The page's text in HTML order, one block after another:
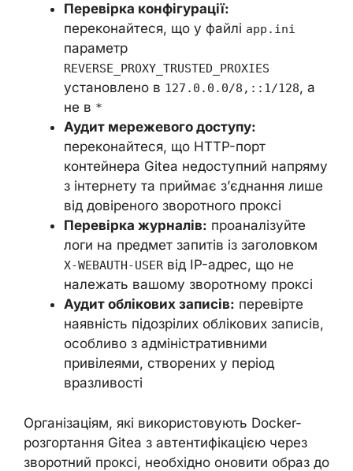
Перевірка конфігурації:
переконайтеся, що у файлі app.ini
параметр
REVERSE_PROXY_TRUSTED_PROXIES
установлено в 127.0.0.0/8,::1/128, а
не в *
Аудит мережевого доступу:
переконайтеся, що HTTP-порт
контейнера Gitea недоступний напряму
з інтернету та приймає з’єднання лише
від довіреного зворотного проксі
Перевірка журналів: проаналізуйте
логи на предмет запитів із заголовком
X-WEBAUTH-USER від IP-адрес, що не
належать вашому зворотному проксі
Аудит облікових записів: перевірте
наявність підозрілих облікових записів,
особливо з адміністративними
привілеями, створених у період
вразливості
Організаціям, які використовують Docker-
розгортання Gitea з автентифікацією через
зворотний проксі, необхідно оновити образ до